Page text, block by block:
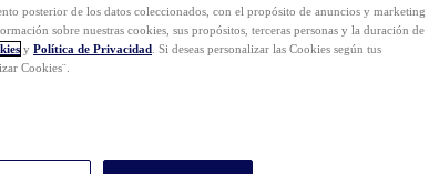
posterior de los datos coleccionados, con el propósito de anuncios y marketing
sobre nuestras cookies, sus propósitos, terceras personas y la duración de
y Política de Privacidad . Si deseas personalizar las Cookies según tus
Cookies¨.